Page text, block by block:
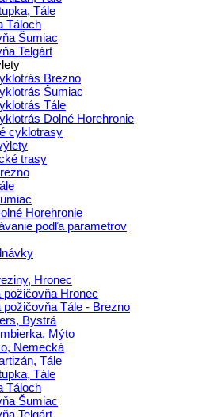
Tále
Táloch
Šumiac
Telgárt
Brezno
Šumiac
Tále
Dolné Horehronie
cyklotrasy
trasy
Horehronie
podľa parametrov
Hronec
požičovňa Hronec
požičovňa Tále - Brezno
Bystrá
Mýto
Nemecká
Tále
Tále
Táloch
Šumiac
Telgárt